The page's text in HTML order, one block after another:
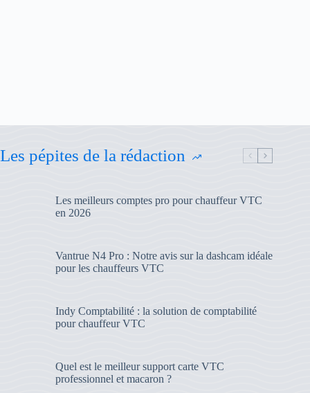
Les pépites de la rédaction
Les meilleurs comptes pro pour chauffeur VTC
en 2026
Vantrue N4 Pro : Notre avis sur la dashcam idéale
pour les chauffeurs VTC
Indy Comptabilité : la solution de comptabilité
pour chauffeur VTC
Quel est le meilleur support carte VTC
professionnel et macaron ?